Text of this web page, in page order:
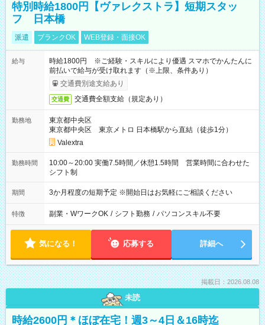
特別時給1800円【ヴァレクストラ】短期スタッ
フ 日本橋
派遣 ブランクOK WEB登録・面接OK
給与
時給1800円 ※ご経験・スキルにより優遇 スマホでかんたんに
前払いで給与が受け取れます（※上限、条件あり）
交通費別途支給あり
交通費 交通費全額支給（規定あり）
勤務地
東京都中央区
東京都中央区 東京メトロ 日本橋駅から直結（徒歩1分）
Valextra
勤務時間
10:00～20:00 実働7.5時間／休憩1.5時間 営業時間に合わせた
シフト制
期間 3か月程度の短期予定 ※開始日はお気軽にご相談ください
特徴 副業・WワークOK / シフト勤務 / パソコンスキル不要
気になる！ 応募する 詳細へ
掲載日：2026.08.08
未読
時給2600円＊ほぼ在宅！週3～4日＆16時迄